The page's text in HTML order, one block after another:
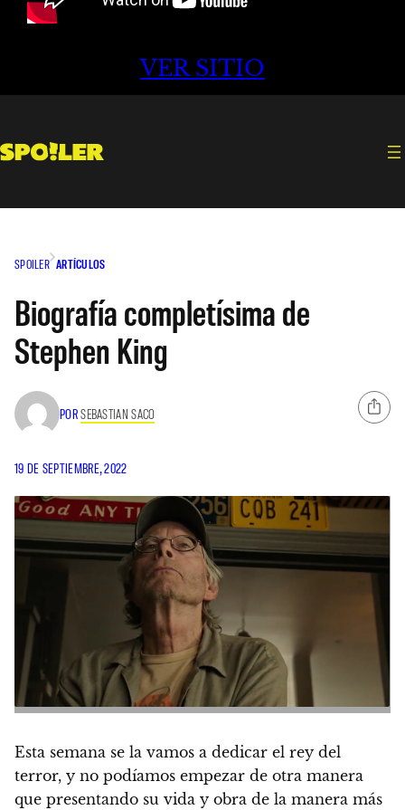
VER SITIO
SPOILER ARTÍCULOS
Biografía completísima de
Stephen King
PORSEBASTIAN SACO
19 DE SEPTIEMBRE, 2022
Esta semana se la vamos a dedicar el rey del
terror, y no podíamos empezar de otra manera
que presentando su vida y obra de la manera más